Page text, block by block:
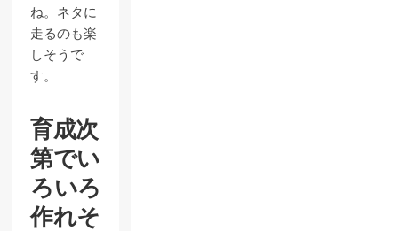
ね。ネタに
走るのも楽
しそうで
す。
育成次
第でい
ろいろ
作れそ